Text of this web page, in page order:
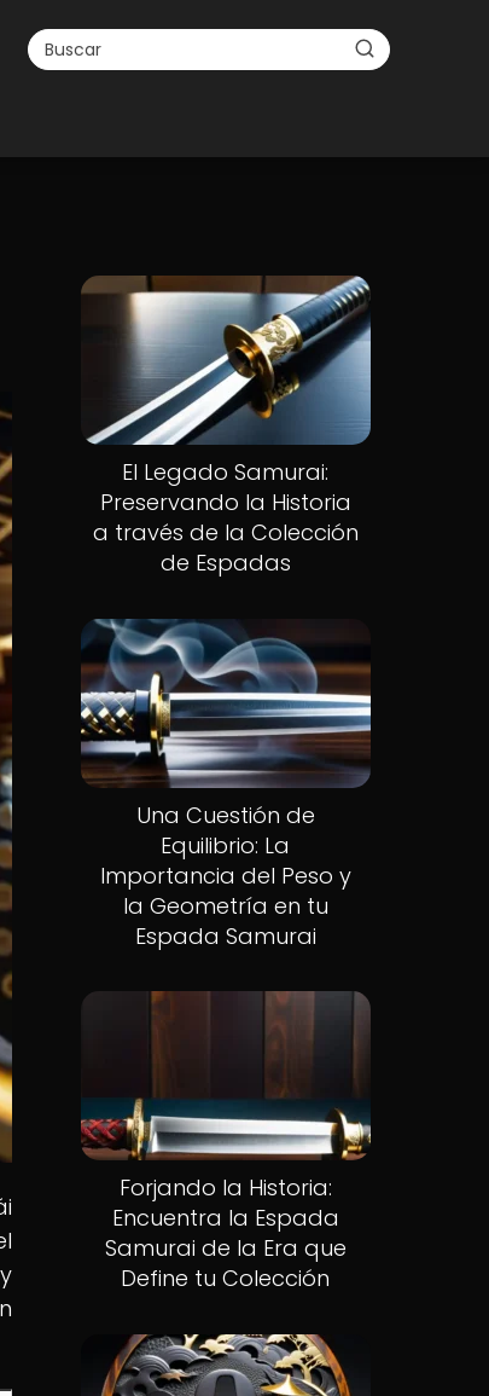
El Legado Samurai:
Preservando la Historia
a través de la Colección
de Espadas
Una Cuestión de
Equilibrio: La
Importancia del Peso y
la Geometría en tu
Espada Samurai
Forjando la Historia:
Encuentra la Espada
Samurai de la Era que
Define tu Colección